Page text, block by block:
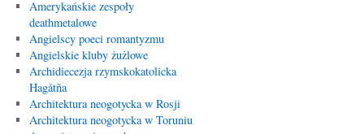
Amerykańskie zespoły
deathmetalowe
Angielscy poeci romantyzmu
Angielskie kluby żużlowe
Archidiecezja rzymskokatolicka
Hagåtña
Architektura neogotycka w Rosji
Architektura neogotycka w Toruniu